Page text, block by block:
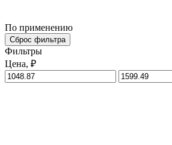
По применению
Сброс фильтра
Фильтры
Цена, ₽